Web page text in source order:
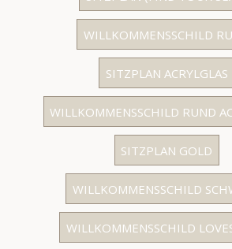
WILLKOMMENSSCHILD
SITZPLAN ACRYLGLAS
WILLKOMMENSSCHILD RUND
SITZPLAN GOLD
WILLKOMMENSSCHILD
WILLKOMMENSSCHILD